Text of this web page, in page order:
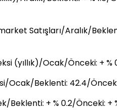
Satışları/Aralık/
(yıllık)/Ocak/Önceki: + %
Ocak/Beklenti: 42.4/
+ % 0.2/Önceki: +